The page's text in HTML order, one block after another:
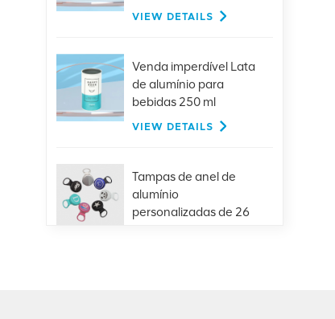
VIEW DETAILS
Venda imperdível Lata
de alumínio para
bebidas 250 ml
elegante com tampa
VIEW DETAILS
Tampas de anel de
alumínio
personalizadas de 26